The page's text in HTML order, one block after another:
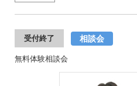
受付終了 相談会
無料体験相談会